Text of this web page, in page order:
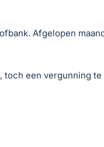
Afgelopen
een vergunning te